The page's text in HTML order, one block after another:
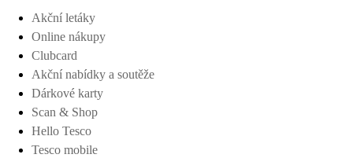
Akční letáky
Online nákupy
Clubcard
Akční nabídky a soutěže
Dárkové karty
Scan & Shop
Hello Tesco
Tesco mobile